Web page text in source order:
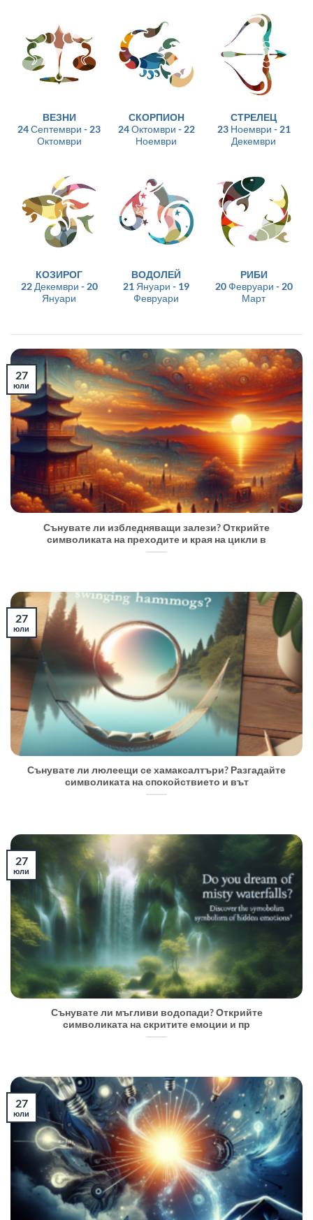
ВЕЗНИ
24 Септември - 23
Октомври
СКОРПИОН
24 Октомври - 22
Ноември
СТРЕЛЕЦ
23 Ноември - 21
Декември
КОЗИРОГ
22 Декември - 20
Януари
ВОДОЛЕЙ
21 Януари - 19
Февруари
РИБИ
20 Февруари - 20
Март
Сънувате ли избледняващи залези? Открийте
символиката на преходите и края на цикли в
27
юли
Сънувате ли люлеещи се хамаксалтъри? Разгадайте
символиката на спокойствието и вът
27
юли
Сънувате ли мъгливи водопади? Открийте
символиката на скритите емоции и пр
27
юли
27
юли